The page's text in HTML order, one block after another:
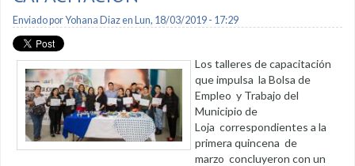
Enviado porYohana Diazen Lun, 18/03/2019 - 17:29
Los talleres de capacitación
que impulsa la Bolsa de
Empleo y Trabajo del
Municipio de
Loja correspondientes a la
primera quincena de
marzo concluyeron con un